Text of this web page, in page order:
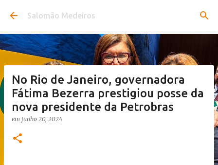
Pular para o conteúdo principal
Salomão Medeiros
No Rio de Janeiro, governadora
Fátima Bezerra prestigiou posse da
nova presidente da Petrobras
em junho 20, 2024